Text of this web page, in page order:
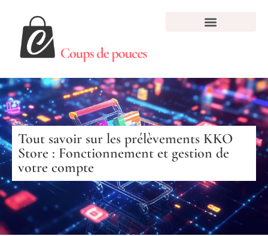
Tout savoir sur les prélèvements KKO
Store : Fonctionnement et gestion de
votre compte